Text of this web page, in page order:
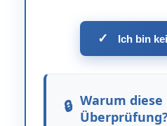
✓ Ich bin
Warum diese
Überprüfung?